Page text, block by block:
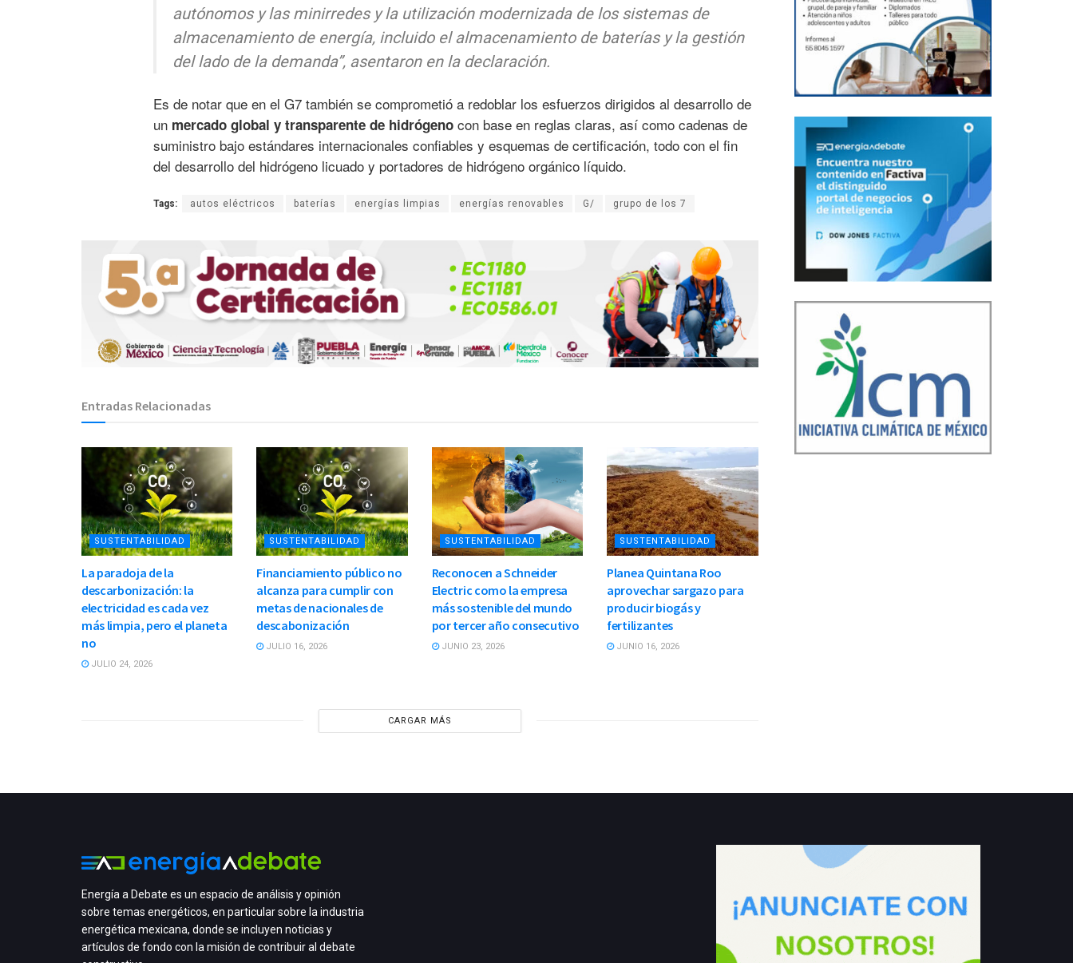
autónomos y las minirredes y la utilización modernizada de los sistemas de
almacenamiento de energía, incluido el almacenamiento de baterías y la gestión
del lado de la demanda”, asentaron en la declaración.
Es de notar que en el G7 también se comprometió a redoblar los esfuerzos dirigidos al desarrollo de
un mercado global y transparente de hidrógeno con base en reglas claras, así como cadenas de
suministro bajo estándares internacionales confiables y esquemas de certificación, todo con el fin
del desarrollo del hidrógeno licuado y portadores de hidrógeno orgánico líquido.
Tags: autos eléctricos baterías energías limpias energías renovables G/ grupo de los 7
Entradas Relacionadas
SUSTENTABILIDAD
La paradoja de la
descarbonización: la
electricidad es cada vez
más limpia, pero el planeta
no
JULIO 24, 2026
SUSTENTABILIDAD
Financiamiento público no
alcanza para cumplir con
metas de nacionales de
descabonización
JULIO 16, 2026
SUSTENTABILIDAD
Reconocen a Schneider
Electric como la empresa
más sostenible del mundo
por tercer año consecutivo
JUNIO 23, 2026
SUSTENTABILIDAD
Planea Quintana Roo
aprovechar sargazo para
producir biogás y
fertilizantes
JUNIO 16, 2026
CARGAR MÁS
Energía a Debate es un espacio de análisis y opinión
sobre temas energéticos, en particular sobre la industria
energética mexicana, donde se incluyen noticias y
artículos de fondo con la misión de contribuir al debate